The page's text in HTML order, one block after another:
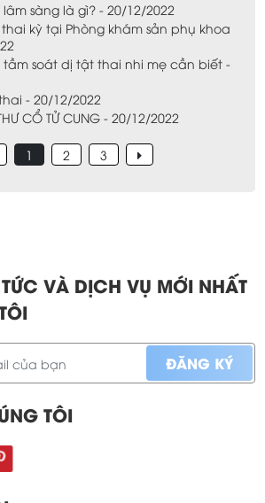
sàng là gì? - 20/12/2022
kỳ tại Phòng khám sản phụ khoa
soát dị tật thai nhi mẹ cần biết -
- 20/12/2022
CỔ TỬ CUNG - 20/12/2022
1 2 3
VÀ DỊCH VỤ MỚI NHẤT
TÔI